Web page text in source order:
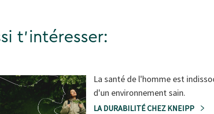
t'intéresser:
La santé de l'homme est
d'un environnement sain.
LA DURABILITÉ CHEZ KNEIPP